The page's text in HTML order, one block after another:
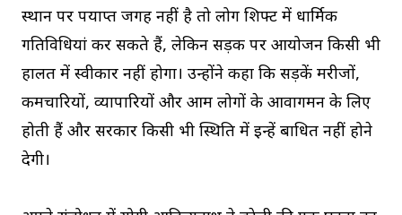
स्थान पर पर्याप्त जगह नहीं है तो लोग शिफ्ट में धार्मिक
गतिविधियां कर सकते हैं, लेकिन सड़क पर आयोजन किसी भी
हालत में स्वीकार नहीं होगा। उन्होंने कहा कि सड़कें मरीजों,
कर्मचारियों, व्यापारियों और आम लोगों के आवागमन के लिए
होती हैं और सरकार किसी भी स्थिति में इन्हें बाधित नहीं होने
देगी।